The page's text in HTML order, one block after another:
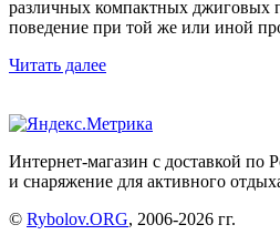
различных компактных джиговых
поведение при той же или иной
Читать далее
Интернет-магазин с доставкой по
и снаряжение для активного
© Rybolov.ORG, 2006-2026 гг.